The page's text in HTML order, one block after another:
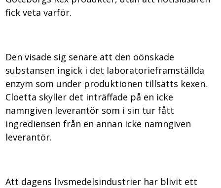
fick veta varför.
Den visade sig senare att den oönskade
substansen ingick i det laboratorieframställda
enzym som under produktionen tillsätts kexen.
Cloetta skyller det inträffade på en icke
namngiven leverantör som i sin tur fått
ingrediensen från en annan icke namngiven
leverantör.
Att dagens livsmedelsindustrier har blivit ett